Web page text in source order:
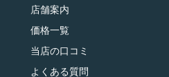
店舗案内
価格一覧
当店の口コミ
よくある質問